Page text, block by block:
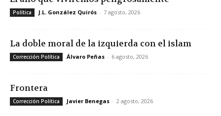
Política J.L. González Quirós - 7 agosto, 2026
La doble moral de la izquierda con el islam
Corrección Política Álvaro Peñas - 6 agosto, 2026
Frontera
Corrección Política Javier Benegas - 2 agosto, 2026